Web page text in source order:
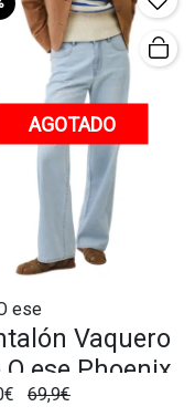
AGOTADO
ese
Vaquero
O ese Phoenix
Claro Para
69,9€